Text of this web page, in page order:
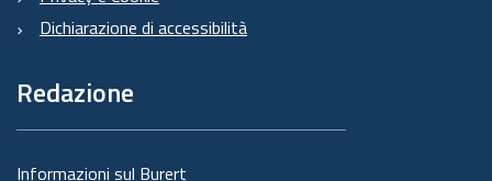
Dichiarazione di accessibilità
Redazione
Informazioni sul Burert